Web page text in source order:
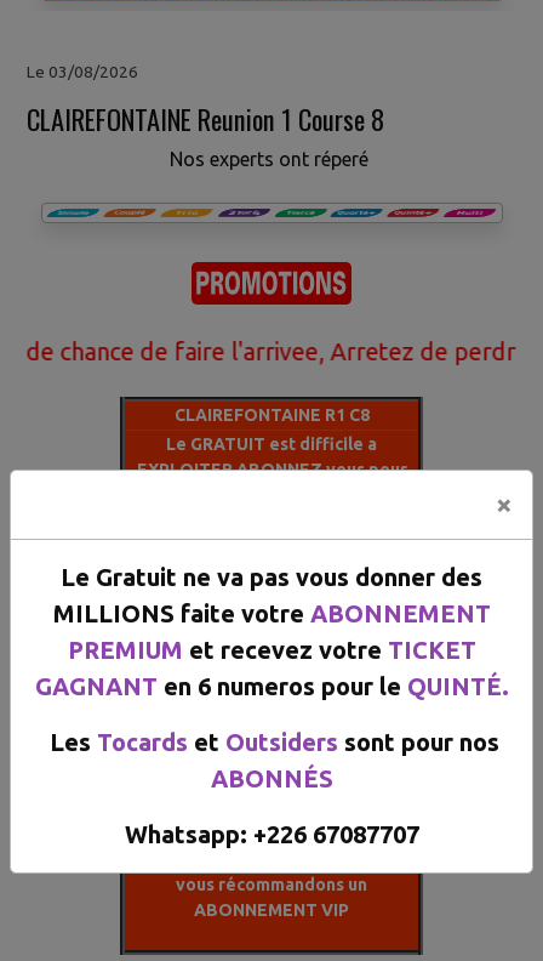
Le 03/08/2026
CLAIREFONTAINE Reunion 1 Course 8
Nos experts ont réperé
de faire l'arrivee, Arretez de perdre
CLAIREFONTAINE R1 C8
Le GRATUIT est difficile a
EXPLOITER ABONNEZ vous pour
LE VIP EST RECOMMANDE A 100%
Chances
1
7 2 13 X X X
X
ABONNEZ VOUS POUR
GAGNER.LES TOCARDS ET LES
ABONNÉS
mois PREMIUM 50.000 FCFA
La synthese du VIP est plus Fiable.
vous récommandons un
ABONNEMENT VIP
×
Le Gratuit ne va pas vous donner des
MILLIONS faite votre ABONNEMENT
PREMIUM et recevez votre TICKET
GAGNANT en 6 numeros pour le QUINTÉ.
Les Tocards et Outsiders sont pour nos
ABONNÉS
Whatsapp: +226 67087707​​​​​